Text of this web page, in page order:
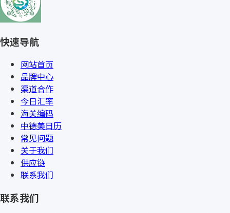
快速导航
网站首页
品牌中心
渠道合作
今日汇率
海关编码
中德美日历
常见问题
关于我们
供应链
联系我们
联系我们